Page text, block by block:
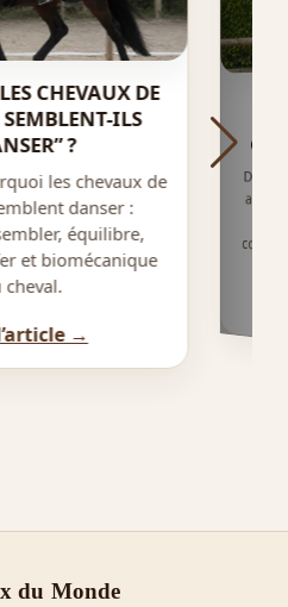
CHEVAUX DE
SEMBLENT-ILS
?
les chevaux de
danser :
équilibre,
et biomécanique
cheval.
→
du Monde